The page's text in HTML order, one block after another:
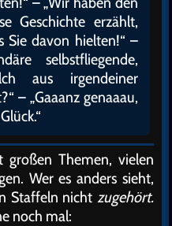
Geschichte erzählt,
Sie davon hielten!“ –
selbstfliegende,
aus irgendeiner
– „Gaaanz genaaau,
großen Themen, vielen
Wer es anders sieht,
Staffeln nicht zugehört.
noch mal: